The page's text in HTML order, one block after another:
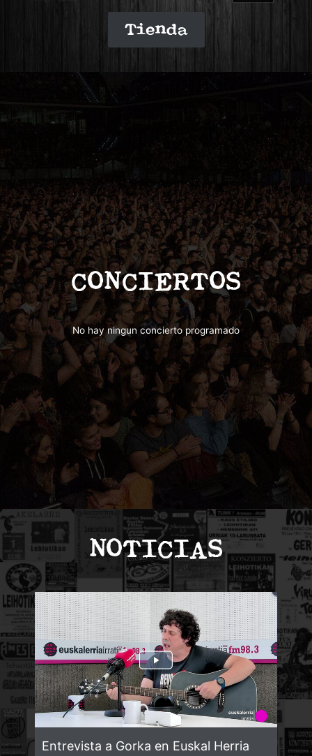
Tienda
CONCIERTOS
No hay ningun concierto programado
NOTICIAS
Entrevista a Gorka en Euskal Herria